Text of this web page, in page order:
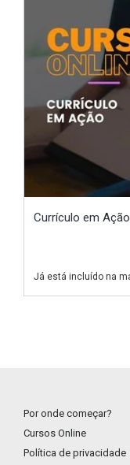
Currículo em Ação
Já está incluído na
Por onde começar?
Cursos Online
Política de privacidade